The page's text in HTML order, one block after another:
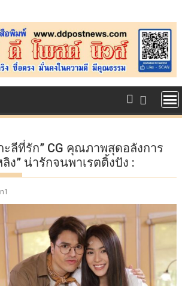
ลีที่รัก” CG คุณภาพสุดอลังการ
ง” น่ารักจนพาเรตติ้งปัง :